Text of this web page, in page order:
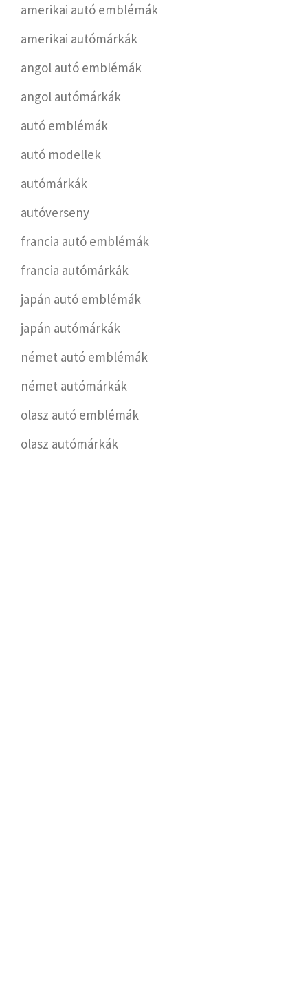
amerikai autó emblémák
amerikai autómárkák
angol autó emblémák
angol autómárkák
autó emblémák
autó modellek
autómárkák
autóverseny
francia autó emblémák
francia autómárkák
japán autó emblémák
japán autómárkák
német autó emblémák
német autómárkák
olasz autó emblémák
olasz autómárkák